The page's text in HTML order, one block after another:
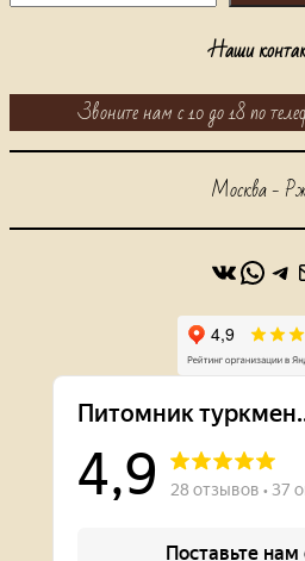
Наши
Звоните нам с 10 до 18 по
Москва -